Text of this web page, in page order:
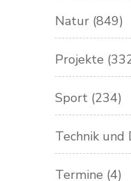
Natur (849)
Projekte
Sport (234)
Technik und
Termine (4)